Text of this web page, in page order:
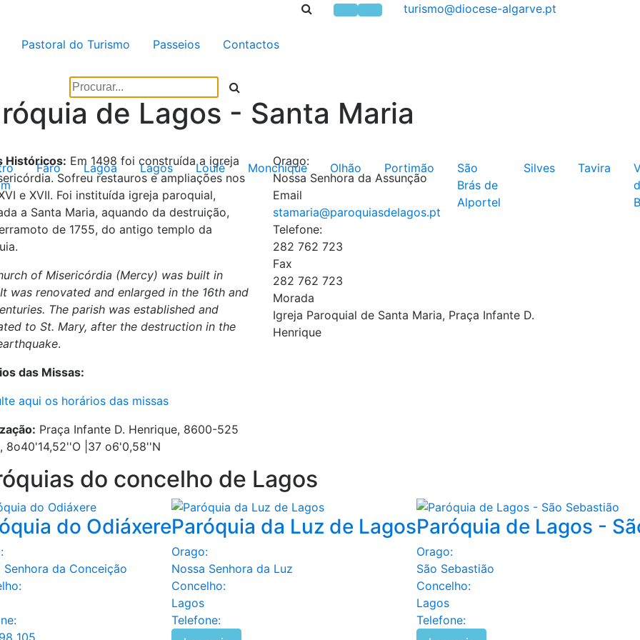
Pastoral do Turismo Passeios Contactos
de Lagos - Santa Maria
Históricos: Em 1498 foi construída a igreja
Sofreu restauros e ampliações nos
e XVII. Foi instituída igreja paroquial,
a Santa Maria, aquando da destruição,
de 1755, do antigo templo da
of Misericórdia (Mercy) was built in
was renovated and enlarged in the 16th and
The parish was established and
to St. Mary, after the destruction in the
.
das Missas:
aqui os horários das missas
Praça Infante D. Henrique, 8600-525
8o40'14,52''O |37 o6'0,58''N
Orago:
Nossa Senhora da Assunção
Email
Telefone:
282 762 723
Fax
282 762 723
Morada
Igreja Paroquial de Santa Maria, Praça Infante D.
Henrique
do concelho de Lagos
do Odiáxere
Senhora da Conceição
105
Paróquia da Luz de Lagos
Orago:
Nossa Senhora da Luz
Concelho:
Lagos
Telefone:
Paróquia de Lagos -
Orago:
São Sebastião
Concelho:
Lagos
Telefone:
Faro Lagoa Lagos Loulé Monchique Olhão Portimão
São
Brás de
Alportel
Silves Tavira